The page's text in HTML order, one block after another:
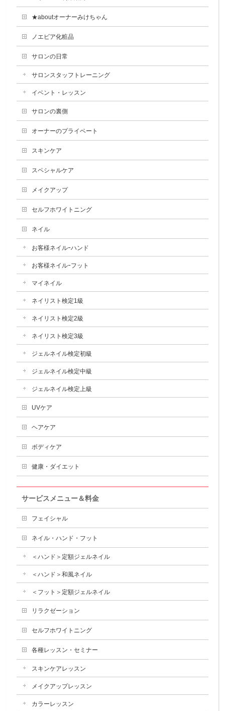
★aboutオーナーみけちゃん
ノエビア化粧品
サロンの日常
サロンスタッフトレーニング
イベント・レッスン
サロンの裏側
オーナーのプライベート
スキンケア
スペシャルケア
メイクアップ
セルフホワイトニング
ネイル
お客様ネイルｰハンド
お客様ネイルｰフット
マイネイル
ネイリスト検定1級
ネイリスト検定2級
ネイリスト検定3級
ジェルネイル検定初級
ジェルネイル検定中級
ジェルネイル検定上級
UVケア
ヘアケア
ボディケア
健康・ダイエット
サービスメニュー＆料金
フェイシャル
ネイル・ハンド・フット
＜ハンド＞定額ジェルネイル
＜ハンド＞和風ネイル
＜フット＞定額ジェルネイル
リラクゼーション
セルフホワイトニング
各種レッスン・セミナー
スキンケアレッスン
メイクアップレッスン
カラーレッスン